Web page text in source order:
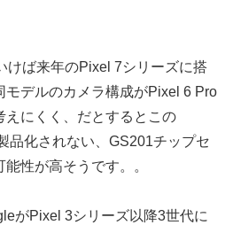
けば来年のPixel 7シリーズに搭
モデルのカメラ構成がPixel 6 Pro
えにくく、だとするとこの
品化されない、GS201チップセ
性が高そうです。。
がPixel 3シリーズ以降3世代に